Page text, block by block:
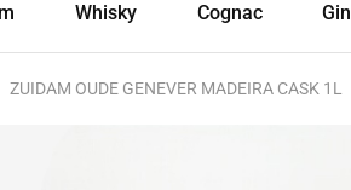
Whisky Cognac Gin
ZUIDAM OUDE GENEVER MADEIRA CASK 1L